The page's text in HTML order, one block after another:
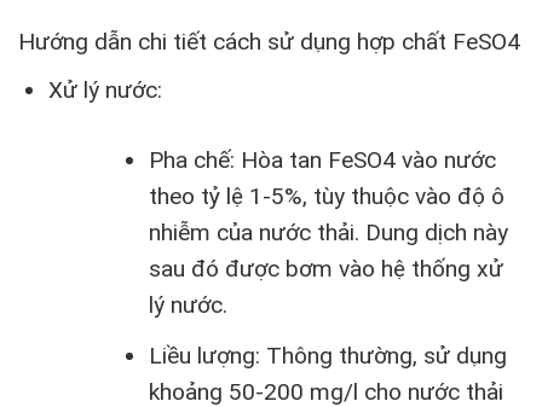
Hướng dẫn chi tiết cách sử dụng hợp chất FeSO4
Xử lý nước:
Pha chế: Hòa tan FeSO4 vào nước
theo tỷ lệ 1-5%, tùy thuộc vào độ ô
nhiễm của nước thải. Dung dịch này
sau đó được bơm vào hệ thống xử
lý nước.
Liều lượng: Thông thường, sử dụng
khoảng 50-200 mg/l cho nước thải